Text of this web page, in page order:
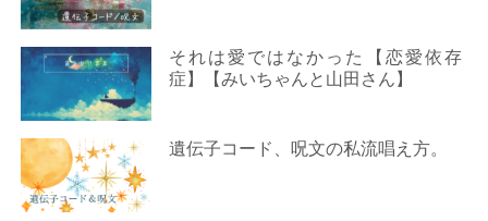
それは愛ではなかった【恋愛依存
症】【みいちゃんと山田さん】
遺伝子コード、呪文の私流唱え方。